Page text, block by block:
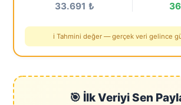
33.691 ₺
ℹ️ Tahmini değer — gerçek veri gelince
🎯 İlk Veriyi Sen